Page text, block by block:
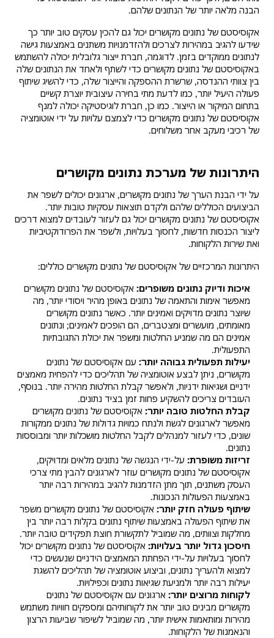
הבנה מלאה יותר של הנתונים שלהם.
אקוסיסטם של נתונים מקושרים יכול גם להכין עסקים טוב יותר כך
שידעו להגיב במהירות לצרכים ולהזדמנויות משתנים באמצעות גישה
לנתונים ממוקדים בזמן. לדוגמה, חברת ייצור גלובלית יכולה להשתמש
באקוסיסטם של נתונים מקושרים כדי לשתף ולאחד את הנתונים שלה
בין צוותי ההנדסה, שרשרת ההספקה והייצור שלה, כדי להשיג שיתוף
פעולה היעיל יותר, כמו לדעת מתי בחירה עיצובית יוצרת קשיים
בתחום המיקור או הייצור. כמו כן, חברת לוגיסטיקה יכולה למנף
אקוסיסטם של נתונים מקושרים כדי לצמצם עלויות על ידי אוטומציה
של רכיבי מעקב אחר משלוחים.
היתרונות של מערכת נתונים מקושרים
על ידי הבנת הערך של נתונים מקושרים, ארגונים יכולים לשפר את
הביצועים הכוללים שלהם ולקדם תוצאות עסקיות טובות יותר.
אקוסיסטם של נתונים מקושרים יכול גם לעזור לעובדים למצוא דרכים
ליצור הכנסות חדשות, לחסוך בעלויות, ולשפר את הפרודוקטיביות
ואת שירות הלקוחות.
היתרונות המרכזיים של אקוסיסטם של נתונים מקושרים כוללים:
איכות ודיוק נתונים משופרים:אקוסיסטם של נתונים מקושרים
מאפשר אימות והתאמה של נתונים באופן מהיר ויסודי יותר, מה
שיוצר נתונים מדויקים ואמינים יותר. כאשר נתונים מקושרים
מאומתים, מועשרים ומצטברים, הם הופכים לאמינים; ונתונים
אמינים הם מה שמניע החלטות ומשפר את יכולת התגובתיות
התפעולית.
יעילות תפעולית גבוהה יותר:עם אקוסיסטם של נתונים
מקושרים, ניתן לבצע אוטומציה של תהליכים כדי להפחית מאמצים
ידניים ושגיאות ידניות, ולאפשר קבלת החלטות מהירה יותר. בנוסף,
העובדים צריכים להשקיע פחות זמן בציד נתונים.
קבלת החלטות טובה יותר:אקוסיסטם של נתונים מקושרים
מאפשר לארגונים לגשת ולנתח כמויות גדולות של נתונים ממקורות
שונים, כדי לעזור למנהלים לקבל החלטות מושכלות יותר ומבוססות
נתונים.
זריזות משופרת:על-ידי הנגשה של נתונים מלאים ומדויקים,
אקוסיסטם של נתונים מקושרים עוזר לארגונים להבין מתי צרכי
העסק משתנים, תוך מתן הזדמנות להגיב במהירות רבה יותר
באמצעות הפעולות הנכונות.
שיתוף פעולה חזק יותר:אקוסיסטם של נתונים מקושרים משפר
את שיתוף הפעולה באמצעות שיתוף נתונים בקלות רבה יותר בין
מחלקות וצוותים, מה שמוביל לתקשורת חוצת תפקידים טובה יותר.
חיסכון גדול יותר בעלויות:אקוסיסטם של נתונים מקושרים יכול
לחסוך בעלויות על-ידי הפחתת המאמצים הידניים שנעשים כדי
למצוא ולהעריך נתונים, וביצוע אוטומציה של תהליכים להשגת
יעילות רבה יותר ולמניעת שגיאות נתונים וכפילויות.
לקוחות מרוצים יותר:ארגונים עם אקוסיסטם של נתונים
מקושרים מבינים טוב יותר את לקוחותיהם ומספקים חוויות משתמש
מהירות ומותאמות אישית יותר, מה שמוביל לשיפור שביעות הרצון
והנאמנות של הלקוחות.